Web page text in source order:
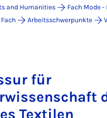
and Humanities
Fach Mode
Arbeitsschwerpunkte
für
Textilen